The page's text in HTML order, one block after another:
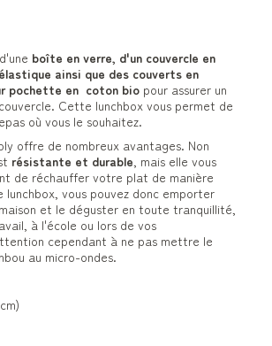
boîte en verre, d'un couvercle en
ainsi que des couverts en
pochette en coton bio pour assurer un
Cette lunchbox vous permet de
où vous le souhaitez.
offre de nombreux avantages. Non
résistante et durable , mais elle vous
de réchauffer votre plat de manière
lunchbox, vous pouvez donc emporter
et le déguster en toute tranquillité,
à l'école ou lors de vos
cependant à ne pas mettre le
au micro-ondes.